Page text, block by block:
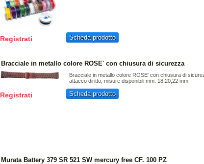
Registrati Scheda prodotto
Bracciale in metallo colore ROSE' con chiusura di sicurezza
Bracciale in metallo colore ROSE' con chiusura di
attacco diritto, misure disponibili mm. 18,20,22 mm
Registrati Scheda prodotto
Murata Battery 379 SR 521 SW mercury free CF. 100 PZ